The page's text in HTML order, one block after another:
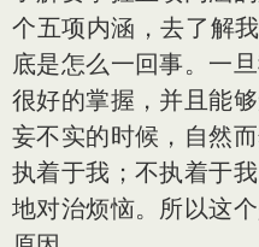
个五项内涵，去了解
底是怎么一回事。一
很好的掌握，并且能
妄不实的时候，自然
执着于我；不执着于
地对治烦恼。所以这